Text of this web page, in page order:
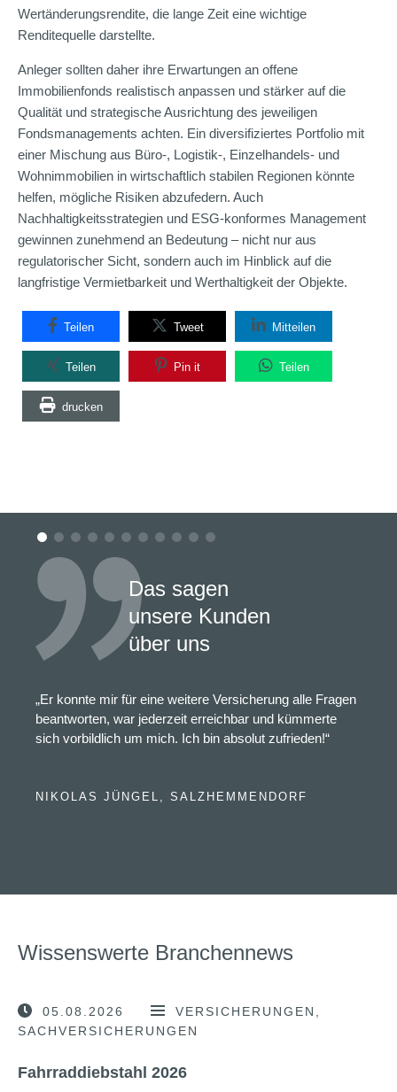
Wertänderungsrendite, die lange Zeit eine wichtige
Renditequelle darstellte.
Anleger sollten daher ihre Erwartungen an offene
Immobilienfonds realistisch anpassen und stärker auf die
Qualität und strategische Ausrichtung des jeweiligen
Fondsmanagements achten. Ein diversifiziertes Portfolio mit
einer Mischung aus Büro-, Logistik-, Einzelhandels- und
Wohnimmobilien in wirtschaftlich stabilen Regionen könnte
helfen, mögliche Risiken abzufedern. Auch
Nachhaltigkeitsstrategien und ESG-konformes Management
gewinnen zunehmend an Bedeutung – nicht nur aus
regulatorischer Sicht, sondern auch im Hinblick auf die
langfristige Vermietbarkeit und Werthaltigkeit der Objekte.
Teilen Tweet Mitteilen
Teilen Pin it Teilen
drucken
Das sagen
unsere Kunden
über uns
„Er konnte mir für eine weitere Versicherung alle Fragen
beantworten, war jederzeit erreichbar und kümmerte
sich vorbildlich um mich. Ich bin absolut zufrieden!“
NIKOLAS JÜNGEL, SALZHEMMENDORF
Wissenswerte Branchennews
05.08.2026
VERSICHERUNGEN
SACHVERSICHERUNGEN
Fahrraddiebstahl 2026